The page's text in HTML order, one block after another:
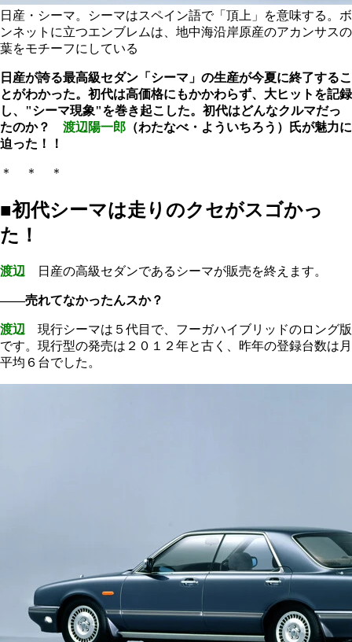
日産・シーマ。シーマはスペイン語で「頂上」を意味する。ボ
ンネットに立つエンブレムは、地中海沿岸原産のアカンサスの
葉をモチーフにしている
日産が誇る最高級セダン「シーマ」の生産が今夏に終了するこ
とがわかった。初代は高価格にもかかわらず、大ヒットを記録
し、"シーマ現象"を巻き起こした。初代はどんなクルマだっ
たのか？ 渡辺陽一郎 （わたなべ・よういちろう）氏が魅力に
迫った！！
＊ ＊ ＊
■初代シーマは走りのクセがスゴかっ
た！
渡辺 日産の高級セダンであるシーマが販売を終えます。
――売れてなかったんスか？
渡辺 現行シーマは５代目で、フーガハイブリッドのロング版
です。現行型の発売は２０１２年と古く、昨年の登録台数は月
平均６台でした。